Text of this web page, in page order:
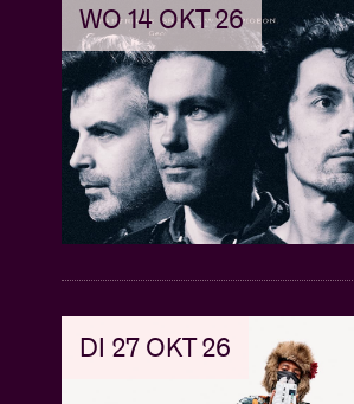
WO 14 OKT 26
DI 27 OKT 26